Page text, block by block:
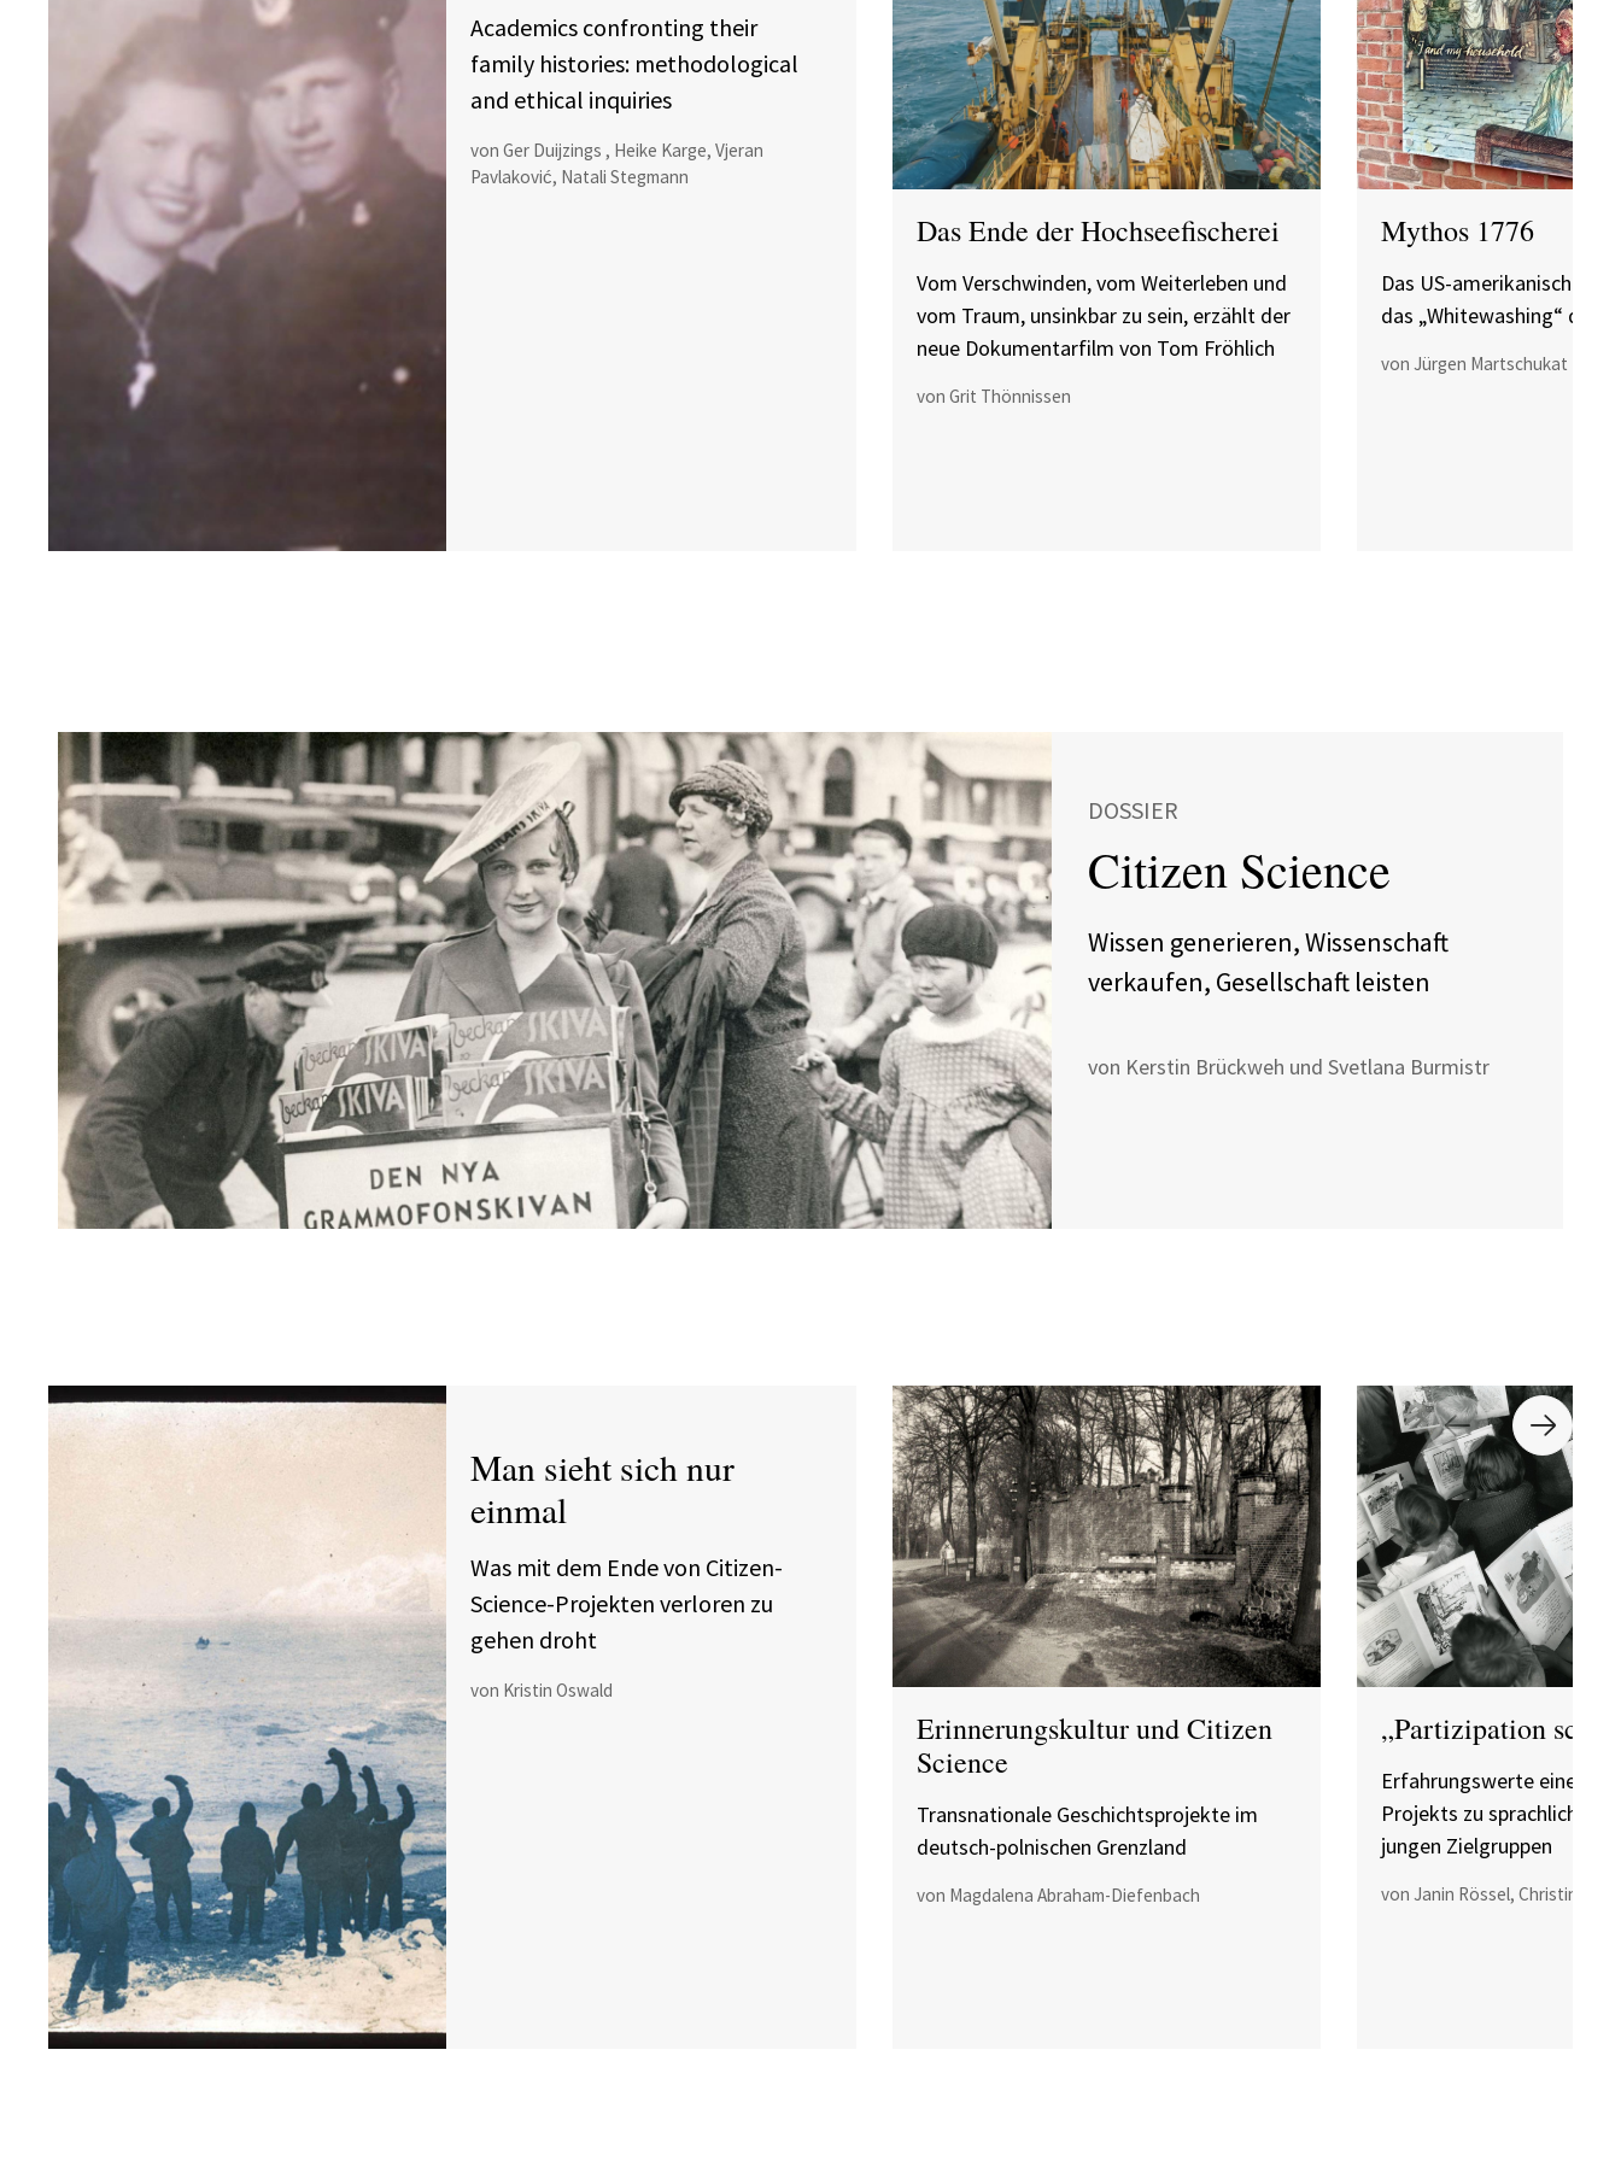
Academics confronting their
family histories: methodological
and ethical inquiries
von Ger Duijzings , Heike Karge, Vjeran
Pavlaković, Natali Stegmann
Das Ende der Hochseefischerei
Vom Verschwinden, vom Weiterleben und
vom Traum, unsinkbar zu sein, erzählt der
neue Dokumentarfilm von Tom Fröhlich
von Grit Thönnissen
Mythos 1776
Das US-amerikanische
das „Whitewashing“ der
von Jürgen Martschukat
DOSSIER
Citizen Science
Wissen generieren, Wissenschaft
verkaufen, Gesellschaft leisten
von Kerstin Brückweh und Svetlana Burmistr
Man sieht sich nur
einmal
Was mit dem Ende von Citizen-
Science-Projekten verloren zu
gehen droht
von Kristin Oswald
Erinnerungskultur und Citizen
Science
Transnationale Geschichtsprojekte im
deutsch-polnischen Grenzland
von Magdalena Abraham-Diefenbach
„Partizipation
Erfahrungswerte eines
Projekts zu sprachlicher
jungen Zielgruppen
von Janin Rössel, Christine